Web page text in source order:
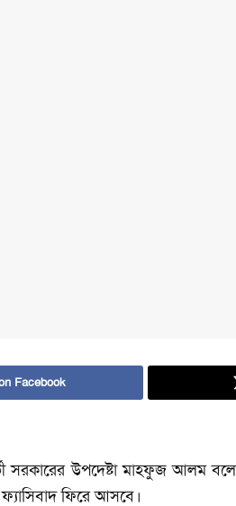
Facebook
সরকারের উপদেষ্টা মাহফুজ আলম
ফিরে আসবে।